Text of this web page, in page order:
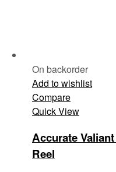
On backorder
Add to wishlist
Compare
Quick View
Accurate
Reel